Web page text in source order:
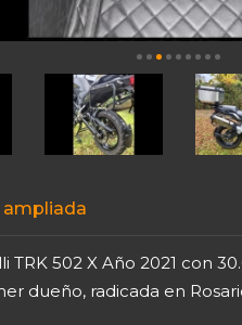
ampliada
TRK 502 X Año 2021 con
dueño, radicada en